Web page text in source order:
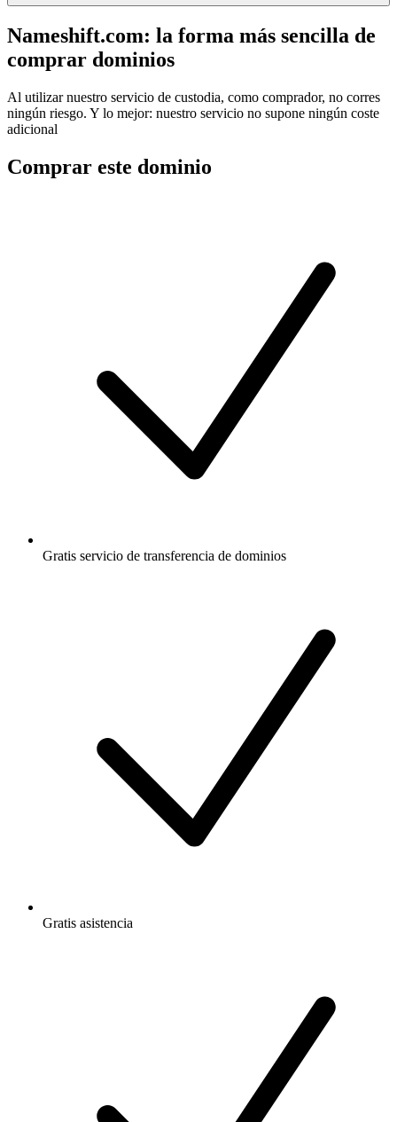
Nameshift.com: la forma más sencilla de
comprar dominios
Al utilizar nuestro servicio de custodia, como comprador, no corres
ningún riesgo. Y lo mejor: nuestro servicio no supone ningún coste
adicional
Comprar este dominio
Gratis servicio de transferencia de dominios
Gratis asistencia